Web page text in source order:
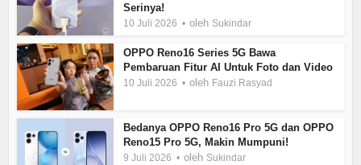
Serinya!
10 Juli 2026 oleh Sukindar
OPPO Reno16 Series 5G Bawa
Pembaruan Fitur AI Untuk Foto dan Video
10 Juli 2026 oleh Fauzi Rasyad
Bedanya OPPO Reno16 Pro 5G dan OPPO
Reno15 Pro 5G, Makin Mumpuni!
9 Juli 2026 oleh Sukindar